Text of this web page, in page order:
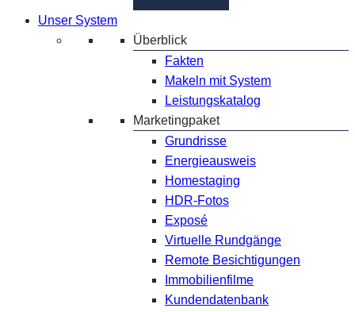
Unser System
Überblick
Fakten
Makeln mit System
Leistungskatalog
Marketingpaket
Grundrisse
Energieausweis
Homestaging
HDR-Fotos
Exposé
Virtuelle Rundgänge
Remote Besichtigungen
Immobilienfilme
Kundendatenbank